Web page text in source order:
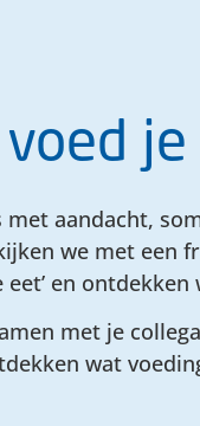
met aandacht,
we met een
eet’ en
met je
wat